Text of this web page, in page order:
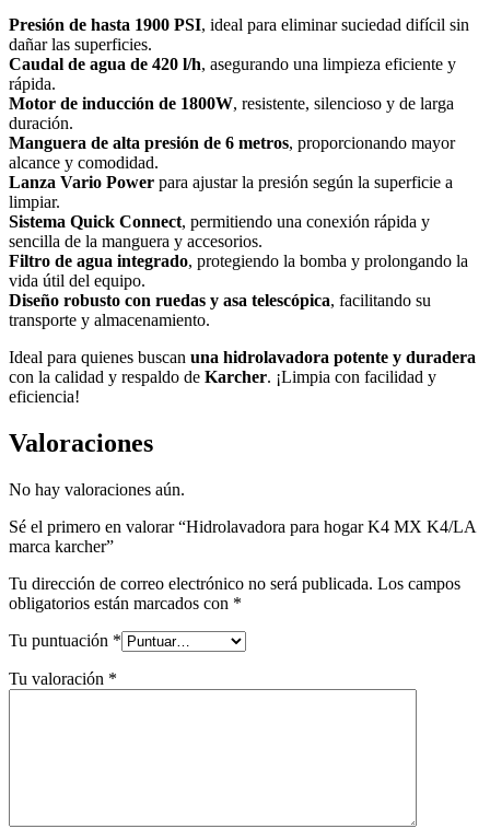
Presión de hasta 1900 PSI, ideal para eliminar suciedad difícil sin
dañar las superficies.
Caudal de agua de 420 l/h, asegurando una limpieza eficiente y
rápida.
Motor de inducción de 1800W, resistente, silencioso y de larga
duración.
Manguera de alta presión de 6 metros, proporcionando mayor
alcance y comodidad.
Lanza Vario Power para ajustar la presión según la superficie a
limpiar.
Sistema Quick Connect, permitiendo una conexión rápida y
sencilla de la manguera y accesorios.
Filtro de agua integrado, protegiendo la bomba y prolongando la
vida útil del equipo.
Diseño robusto con ruedas y asa telescópica, facilitando su
transporte y almacenamiento.
Ideal para quienes buscan una hidrolavadora potente y duradera
con la calidad y respaldo de Karcher. ¡Limpia con facilidad y
eficiencia!
Valoraciones
No hay valoraciones aún.
Sé el primero en valorar “Hidrolavadora para hogar K4 MX K4/LA
marca karcher”
Tu dirección de correo electrónico no será publicada. Los campos
obligatorios están marcados con *
Tu puntuación *
Tu valoración *